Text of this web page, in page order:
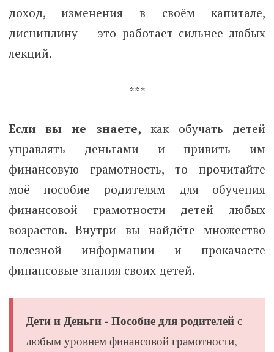
доход, изменения в своём капитале,
дисциплину — это работает сильнее любых
лекций.
***
Если вы не знаете, как обучать детей
управлять деньгами и привить им
финансовую грамотность, то прочитайте
моё пособие родителям для обучения
финансовой грамотности детей любых
возрастов. Внутри вы найдёте множество
полезной информации и прокачаете
финансовые знания своих детей.
Дети и Деньги - Пособие для родителейс
любым уровнем финансовой грамотности,